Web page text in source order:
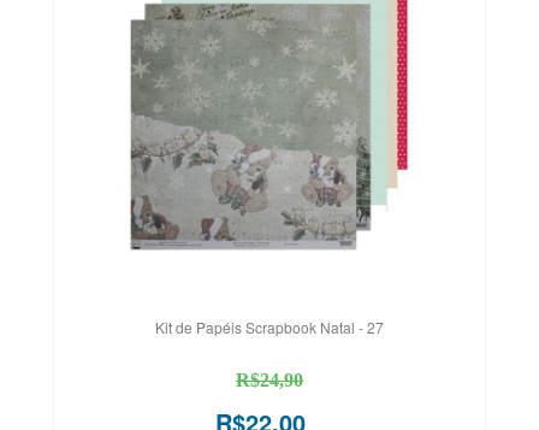
Kit de Papéis Scrapbook Natal - 27
R$24,90
R$22,00